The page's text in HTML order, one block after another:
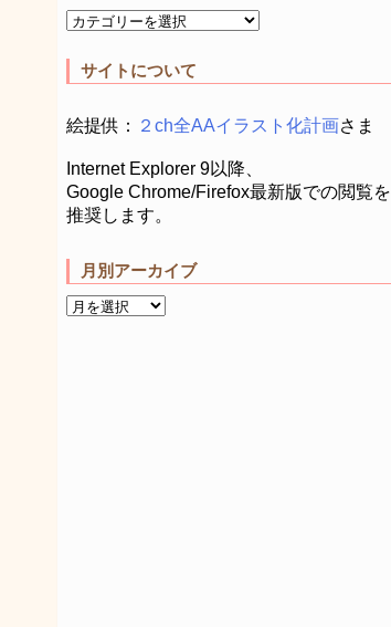
サイトについて
絵提供： ２ch全AAイラスト化計画さま
Internet Explorer 9以降、
Google Chrome/Firefox最新版での閲覧を
推奨します。
月別アーカイブ